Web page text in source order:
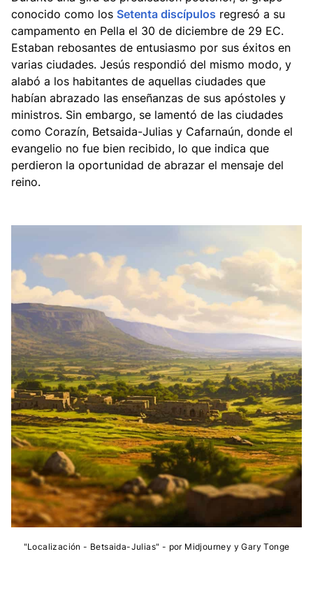
conocido como los Setenta discípulos regresó a su
campamento en Pella el 30 de diciembre de 29 EC.
Estaban rebosantes de entusiasmo por sus éxitos en
varias ciudades. Jesús respondió del mismo modo, y
alabó a los habitantes de aquellas ciudades que
habían abrazado las enseñanzas de sus apóstoles y
ministros. Sin embargo, se lamentó de las ciudades
como Corazín, Betsaida-Julias y Cafarnaún, donde el
evangelio no fue bien recibido, lo que indica que
perdieron la oportunidad de abrazar el mensaje del
reino.
"Localización - Betsaida-Julias" - por Midjourney y Gary Tonge